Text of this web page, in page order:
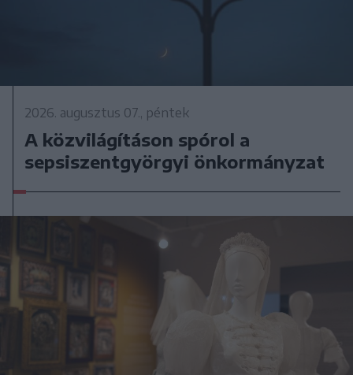
2026. augusztus 07., péntek
A közvilágításon spórol a
sepsiszentgyörgyi önkormányzat